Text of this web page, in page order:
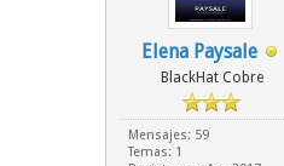
Elena Paysale
BlackHat Cobre
Mensajes: 59
Temas: 1